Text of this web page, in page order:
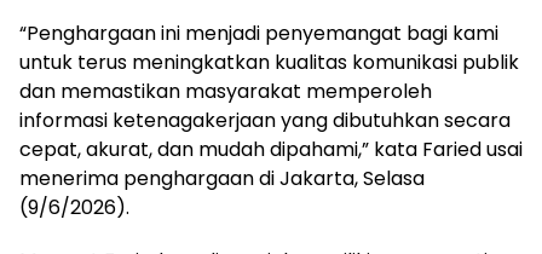
“Penghargaan ini menjadi penyemangat bagi kami
untuk terus meningkatkan kualitas komunikasi publik
dan memastikan masyarakat memperoleh
informasi ketenagakerjaan yang dibutuhkan secara
cepat, akurat, dan mudah dipahami,” kata Faried usai
menerima penghargaan di Jakarta, Selasa
(9/6/2026).